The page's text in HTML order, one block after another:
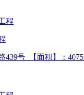
439号 【面积】： 4075